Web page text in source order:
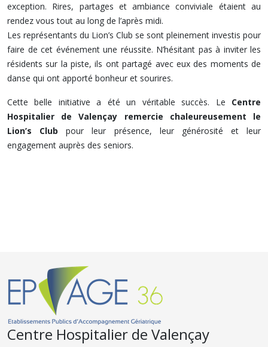
exception. Rires, partages et ambiance conviviale étaient au
rendez vous tout au long de l’après midi.
Les représentants du Lion’s Club se sont pleinement investis pour
faire de cet événement une réussite. N’hésitant pas à inviter les
résidents sur la piste, ils ont partagé avec eux des moments de
danse qui ont apporté bonheur et sourires.
Cette belle initiative a été un véritable succès. Le Centre
Hospitalier de Valençay remercie chaleureusement le
Lion’s Clubpour leur présence, leur générosité et leur
engagement auprès des seniors.
Centre Hospitalier de Valençay